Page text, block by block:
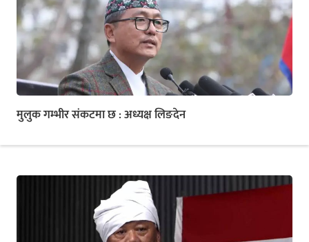
मुलुक गम्भीर संकटमा छ : अध्यक्ष लिङदेन